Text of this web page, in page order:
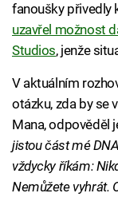
fanoušky přivedly
uzavřel možnost
Studios, jenže
V aktuálním
otázku, zda by se
Mana, odpověděl
jistou část mé
vždycky říkám:
Nemůžete vyhrát.